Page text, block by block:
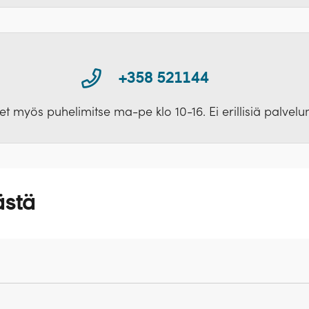
+358 521144
myös puhelimitse ma-pe klo 10-16. Ei erillisiä